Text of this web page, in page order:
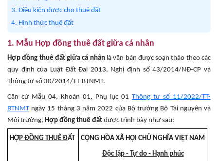
3. Điều kiện được cho thuê đất
4. Hình thức thuê đất
1. Mẫu Hợp đồng thuê đất giữa cá nhân
Hợp đồng thuê đất giữa cá nhânlà văn bản được soạn thảo theo các
quy định của Luật Đất Đai 2013, Nghị định số 43/2014/NĐ-CP và
Thông tư số 30/2014/TT-BTNMT.
Căn cứ Mẫu 04, Khoản 01, Phụ lục 01 Thông tư số 11/2022/TT-
BTNMTngày 15 tháng 3 năm 2022 của Bộ trưởng Bộ Tài nguyên và
Môi trường, Hợp đồng thuê đất được trình bày như sau:
HỢP ĐỒNG THUÊ ĐẤT CỘNG HÒA XÃ HỘI CHỦ NGHĨA VIỆT NAM
Độc lập - Tự do - Hạnh phúc